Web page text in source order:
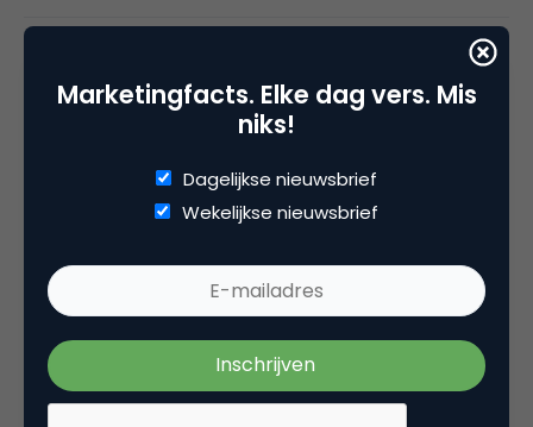
Commerce
recruitment
8 Reacties
Marketingfacts. Elke dag vers. Mis
niks!
Dagelijkse nieuwsbrief
Wekelijkse nieuwsbrief